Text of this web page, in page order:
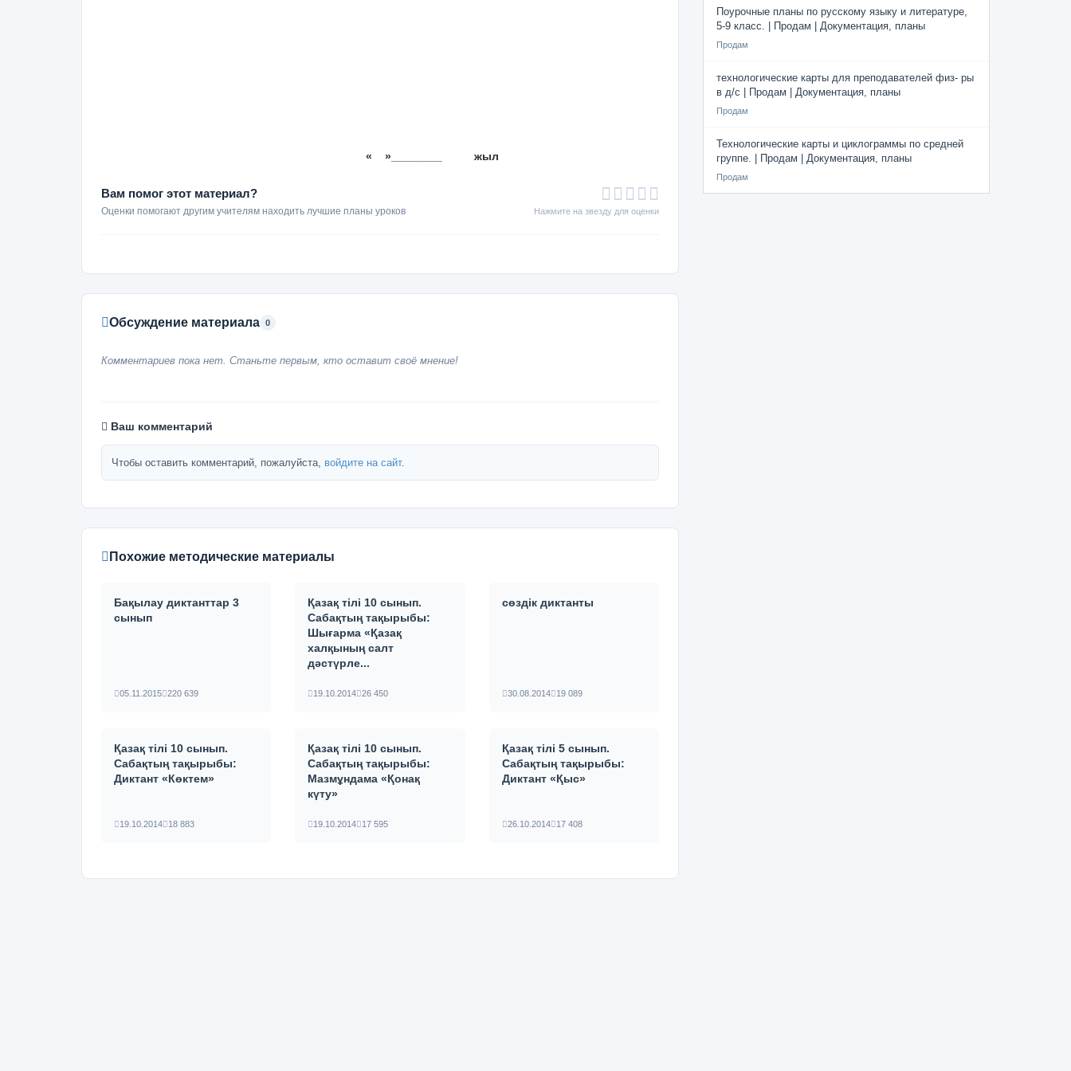
« »________ жыл
Вам помог этот материал?
Оценки помогают другим учителям находить лучшие планы уроков Нажмите на звезду для оценки
Обсуждение материала 0
Комментариев пока нет. Станьте первым, кто оставит своё мнение!
Ваш комментарий
Чтобы оставить комментарий, пожалуйста, войдите на сайт.
Похожие методические материалы
Бақылау диктанттар 3
сынып
05.11.2015 220 639
Қазақ тілі 10 сынып.
Сабақтың тақырыбы:
Шығарма «Қазақ
халқының салт
дәстүрле...
19.10.2014 26 450
сөздік диктанты
30.08.2014 19 089
Қазақ тілі 10 сынып.
Сабақтың тақырыбы:
Диктант «Көктем»
19.10.2014 18 883
Қазақ тілі 10 сынып.
Сабақтың тақырыбы:
Мазмұндама «Қонақ
күту»
19.10.2014 17 595
Қазақ тілі 5 сынып.
Сабақтың тақырыбы:
Диктант «Қыс»
26.10.2014 17 408
Поурочные планы по русскому языку и литературе,
5-9 класс. | Продам | Документация, планы
Продам
технологические карты для преподавателей физ- ры
в д/с | Продам | Документация, планы
Продам
Технологические карты и циклограммы по средней
группе. | Продам | Документация, планы
Продам